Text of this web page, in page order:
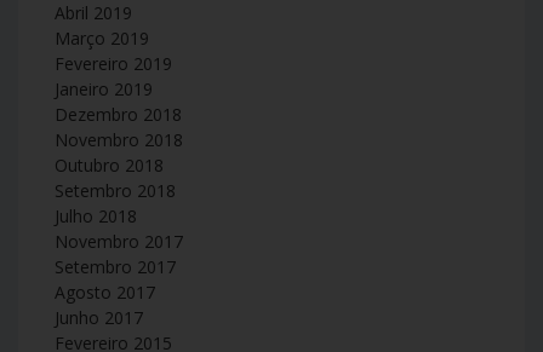
Abril 2019
Março 2019
Fevereiro 2019
Janeiro 2019
Dezembro 2018
Novembro 2018
Outubro 2018
Setembro 2018
Julho 2018
Novembro 2017
Setembro 2017
Agosto 2017
Junho 2017
Fevereiro 2015